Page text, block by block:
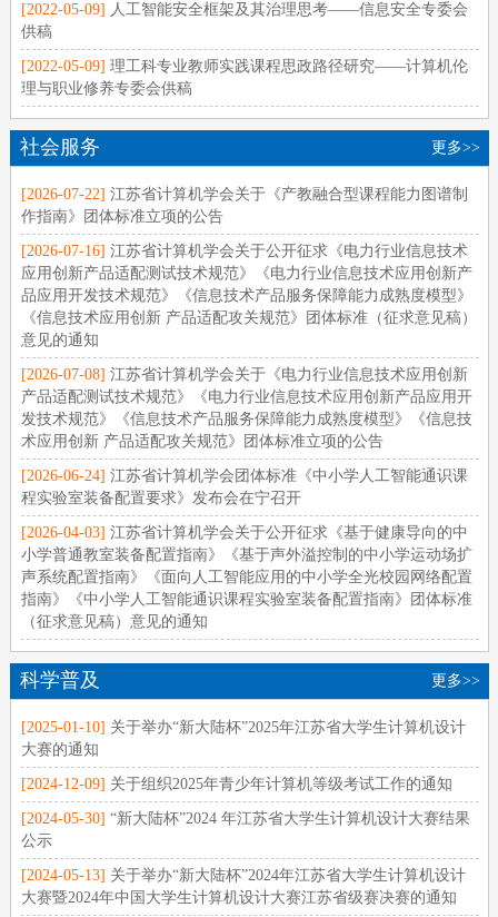
[2022-05-09] 人工智能安全框架及其治理思考——信息安全专委会
供稿
[2022-05-09] 理工科专业教师实践课程思政路径研究——计算机伦
理与职业修养专委会供稿
社会服务 更多>>
[2026-07-22] 江苏省计算机学会关于《产教融合型课程能力图谱制
作指南》团体标准立项的公告
[2026-07-16] 江苏省计算机学会关于公开征求《电力行业信息技术
应用创新产品适配测试技术规范》《电力行业信息技术应用创新产
品应用开发技术规范》《信息技术产品服务保障能力成熟度模型》
《信息技术应用创新 产品适配攻关规范》团体标准（征求意见稿）
意见的通知
[2026-07-08] 江苏省计算机学会关于《电力行业信息技术应用创新
产品适配测试技术规范》《电力行业信息技术应用创新产品应用开
发技术规范》《信息技术产品服务保障能力成熟度模型》《信息技
术应用创新 产品适配攻关规范》团体标准立项的公告
[2026-06-24] 江苏省计算机学会团体标准《中小学人工智能通识课
程实验室装备配置要求》发布会在宁召开
[2026-04-03] 江苏省计算机学会关于公开征求《基于健康导向的中
小学普通教室装备配置指南》《基于声外溢控制的中小学运动场扩
声系统配置指南》《面向人工智能应用的中小学全光校园网络配置
指南》《中小学人工智能通识课程实验室装备配置指南》团体标准
（征求意见稿）意见的通知
科学普及 更多>>
[2025-01-10] 关于举办“新大陆杯”2025年江苏省大学生计算机设计
大赛的通知
[2024-12-09] 关于组织2025年青少年计算机等级考试工作的通知
[2024-05-30] “新大陆杯”2024 年江苏省大学生计算机设计大赛结果
公示
[2024-05-13] 关于举办“新大陆杯”2024年江苏省大学生计算机设计
大赛暨2024年中国大学生计算机设计大赛江苏省级赛决赛的通知